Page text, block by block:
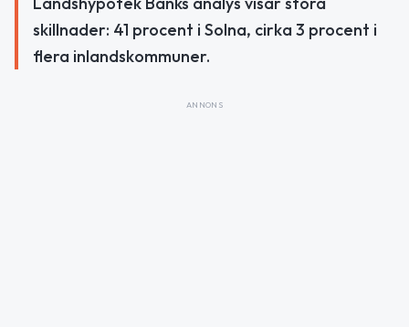
skillnader: 41 procent i Solna, cirka 3 procent i
flera inlandskommuner.
ANNONS